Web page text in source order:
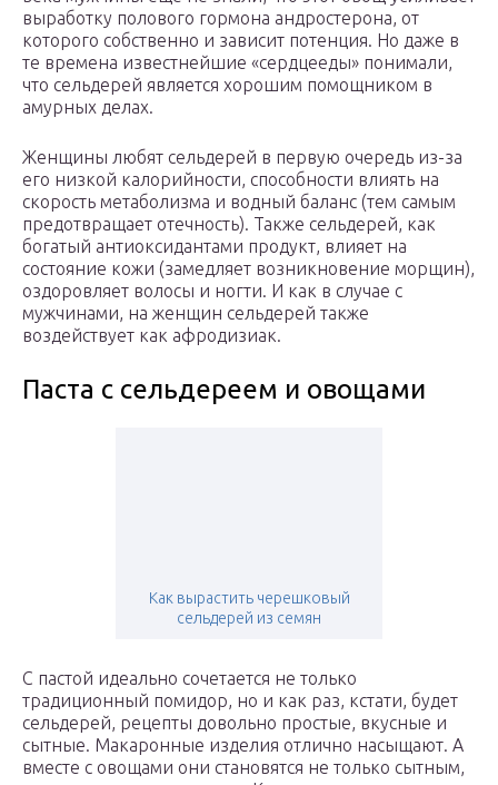
выработку полового гормона андростерона, от
которого собственно и зависит потенция. Но даже в
те времена известнейшие «сердцееды» понимали,
что сельдерей является хорошим помощником в
амурных делах.
Женщины любят сельдерей в первую очередь из-за
его низкой калорийности, способности влиять на
скорость метаболизма и водный баланс (тем самым
предотвращает отечность). Также сельдерей, как
богатый антиоксидантами продукт, влияет на
состояние кожи (замедляет возникновение морщин),
оздоровляет волосы и ногти. И как в случае с
мужчинами, на женщин сельдерей также
воздействует как афродизиак.
Паста с сельдереем и овощами
Как вырастить черешковый
сельдерей из семян
С пастой идеально сочетается не только
традиционный помидор, но и как раз, кстати, будет
сельдерей, рецепты довольно простые, вкусные и
сытные. Макаронные изделия отлично насыщают. А
вместе с овощами они становятся не только сытным,